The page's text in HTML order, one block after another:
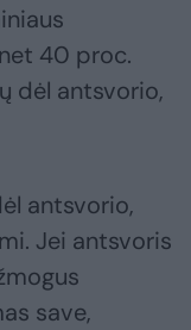
40 proc.
dėl antsvorio,
antsvorio,
Jei antsvoris
save,